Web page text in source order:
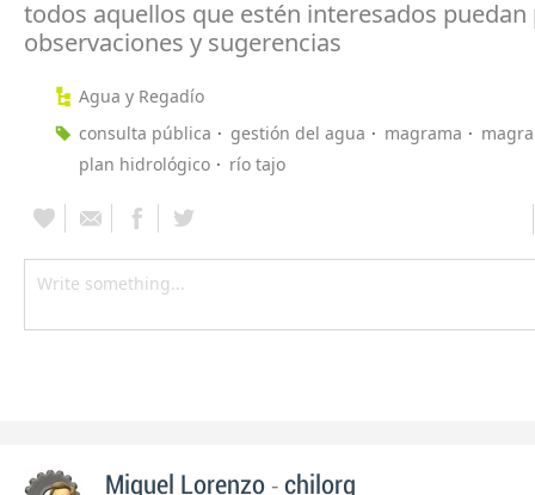
todos aquellos que estén interesados
observaciones y sugerencias
Agua y Regadío
consulta pública
gestión del agua magrama
plan hidrológico
río tajo
Miguel Lorenzo - chilorg